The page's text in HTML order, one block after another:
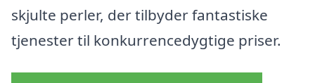
skjulte perler, der tilbyder fantastiske
tjenester til konkurrencedygtige priser.